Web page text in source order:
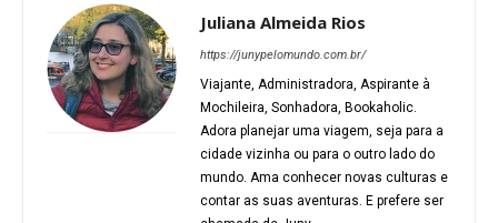
Juliana Almeida Rios
https://junypelomundo.com.br/
Viajante, Administradora, Aspirante à
Mochileira, Sonhadora, Bookaholic.
Adora planejar uma viagem, seja para a
cidade vizinha ou para o outro lado do
mundo. Ama conhecer novas culturas e
contar as suas aventuras. E prefere ser